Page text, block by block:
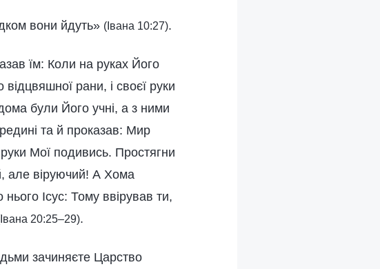
вони йдуть» (Івана 10:27).
їм: Коли на руках Його
рани, і своєї руки
були Його учні, а з ними
та й проказав: Мир
Мої подивись. Простягни
але віруючий! А Хома
Ісус: Тому ввірував ти,
20:25–29).
зачиняєте Царство